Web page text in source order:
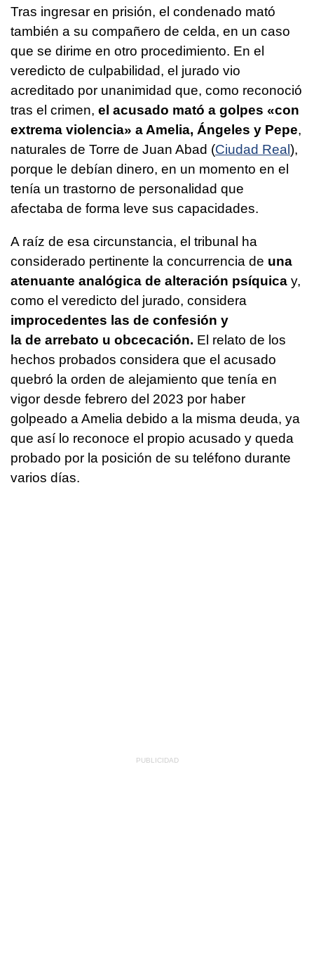
Tras ingresar en prisión, el condenado mató
también a su compañero de celda, en un caso
que se dirime en otro procedimiento. En el
veredicto de culpabilidad, el jurado vio
acreditado por unanimidad que, como reconoció
tras el crimen, el acusado mató a golpes «con
extrema violencia» a Amelia, Ángeles y Pepe,
naturales de Torre de Juan Abad (Ciudad Real),
porque le debían dinero, en un momento en el
tenía un trastorno de personalidad que
afectaba de forma leve sus capacidades.
A raíz de esa circunstancia, el tribunal ha
considerado pertinente la concurrencia de una
atenuante analógica de alteración psíquica y,
como el veredicto del jurado, considera
improcedentes las de confesión y
la de arrebato u obcecación. El relato de los
hechos probados considera que el acusado
quebró la orden de alejamiento que tenía en
vigor desde febrero del 2023 por haber
golpeado a Amelia debido a la misma deuda, ya
que así lo reconoce el propio acusado y queda
probado por la posición de su teléfono durante
varios días.